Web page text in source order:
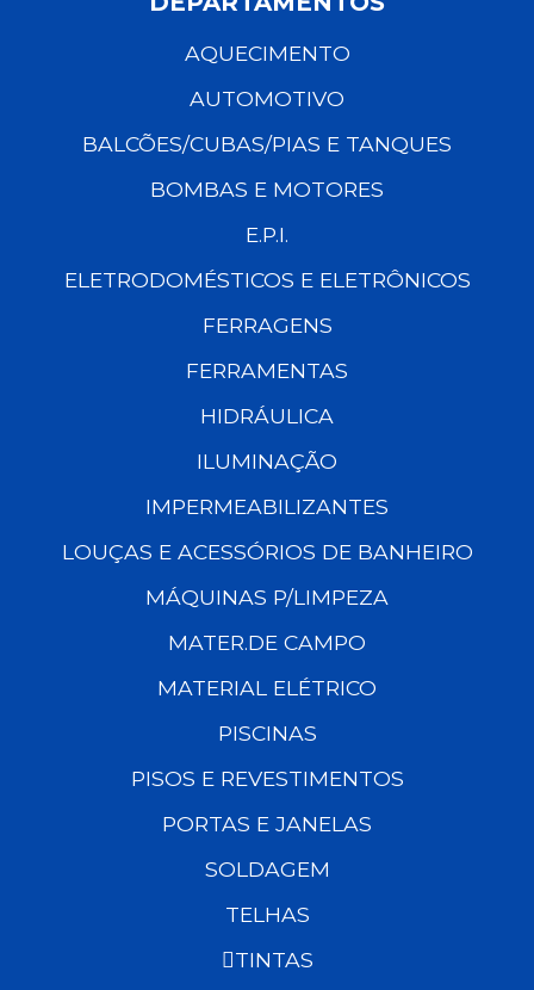
AQUECIMENTO
AUTOMOTIVO
BALCÕES/CUBAS/PIAS E TANQUES
BOMBAS E MOTORES
E.P.I.
ELETRODOMÉSTICOS E ELETRÔNICOS
FERRAGENS
FERRAMENTAS
HIDRÁULICA
ILUMINAÇÃO
IMPERMEABILIZANTES
LOUÇAS E ACESSÓRIOS DE BANHEIRO
MÁQUINAS P/LIMPEZA
MATER.DE CAMPO
MATERIAL ELÉTRICO
PISCINAS
PISOS E REVESTIMENTOS
PORTAS E JANELAS
SOLDAGEM
TELHAS
TINTAS